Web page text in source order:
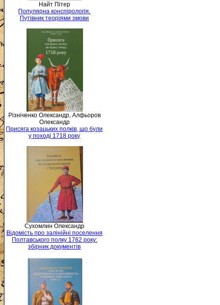
Найт Пітер
Популярна конспірологія.
Путівник теоріями змови
Різніченко Олександр, Алфьоров
Олександр
Присяга козацьких полків, що були
у поході 1718 року
Сухомлин Олександр
Відомість про залінійні поселення
Полтавського полку 1762 року:
збірник документів